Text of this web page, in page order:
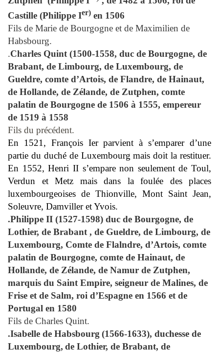
Castille (Philippe Ier) en 1506
Fils de Marie de Bourgogne et de Maximilien de
Habsbourg.
.Charles Quint (1500-1558, duc de Bourgogne, de
Brabant, de Limbourg, de Luxembourg, de
Gueldre, comte d’Artois, de Flandre, de Hainaut,
de Hollande, de Zélande, de Zutphen, comte
palatin de Bourgogne de 1506 à 1555, empereur
de 1519 à 1558
Fils du précédent.
En 1521, François Ier parvient à s’emparer d’une
partie du duché de Luxembourg mais doit la restituer.
En 1552, Henri II s’empare non seulement de Toul,
Verdun et Metz mais dans la foulée des places
luxembourgeoises de Thionville, Mont Saint Jean,
Soleuvre, Damviller et Yvois.
.Philippe II (1527-1598) duc de Bourgogne, de
Lothier, de Brabant , de Gueldre, de Limbourg, de
Luxembourg, Comte de Flalndre, d’Artois, comte
palatin de Bourgogne, comte de Hainaut, de
Hollande, de Zélande, de Namur de Zutphen,
marquis du Saint Empire, seigneur de Malines, de
Frise et de Salm, roi d’Espagne en 1566 et de
Portugal en 1580
Fils de Charles Quint.
.Isabelle de Habsbourg (1566-1633), duchesse de
Luxembourg, de Lothier, de Brabant, de